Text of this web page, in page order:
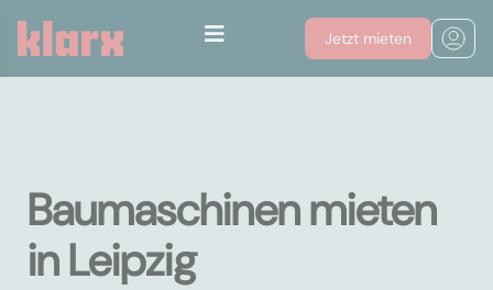
Jetzt mieten
Baumaschinen mieten
in Leipzig